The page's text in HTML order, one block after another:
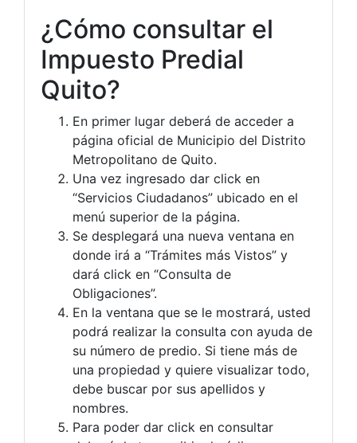
¿Cómo consultar el
Impuesto Predial
Quito?
En primer lugar deberá de acceder a
página oficial de Municipio del Distrito
Metropolitano de Quito.
Una vez ingresado dar click en
“Servicios Ciudadanos” ubicado en el
menú superior de la página.
Se desplegará una nueva ventana en
donde irá a “Trámites más Vistos” y
dará click en “Consulta de
Obligaciones”.
En la ventana que se le mostrará, usted
podrá realizar la consulta con ayuda de
su número de predio. Si tiene más de
una propiedad y quiere visualizar todo,
debe buscar por sus apellidos y
nombres.
Para poder dar click en consultar